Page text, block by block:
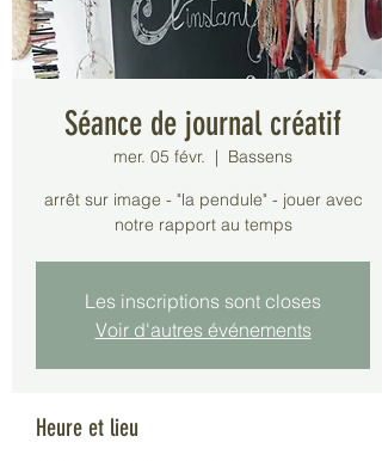
Séance de journal créatif
mer. 05 févr.
  |
Bassens
arrêt sur image - "la pendule" - jouer avec
notre rapport au temps
Les inscriptions sont closes
Voir d'autres événements
Heure et lieu